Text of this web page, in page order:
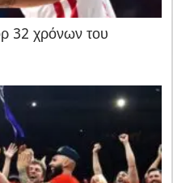
32 χρόνων του